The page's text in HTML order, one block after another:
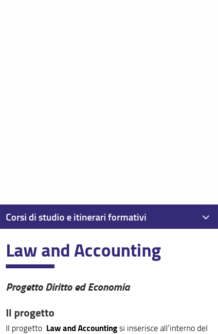
Law and Accounting
Progetto Diritto ed Economia
Il progetto
Il progetto Law and Accountingsi inserisce all’interno del
Corsi di studio e itinerari formativi
I Corsi di laurea, post laurea e il Dottorato di ricerca
Giurisprudenza
Law and Accounting
Itinerari per giuristi LMG: Next Generation Law(yer)
Giurisprudenza italiana e francese